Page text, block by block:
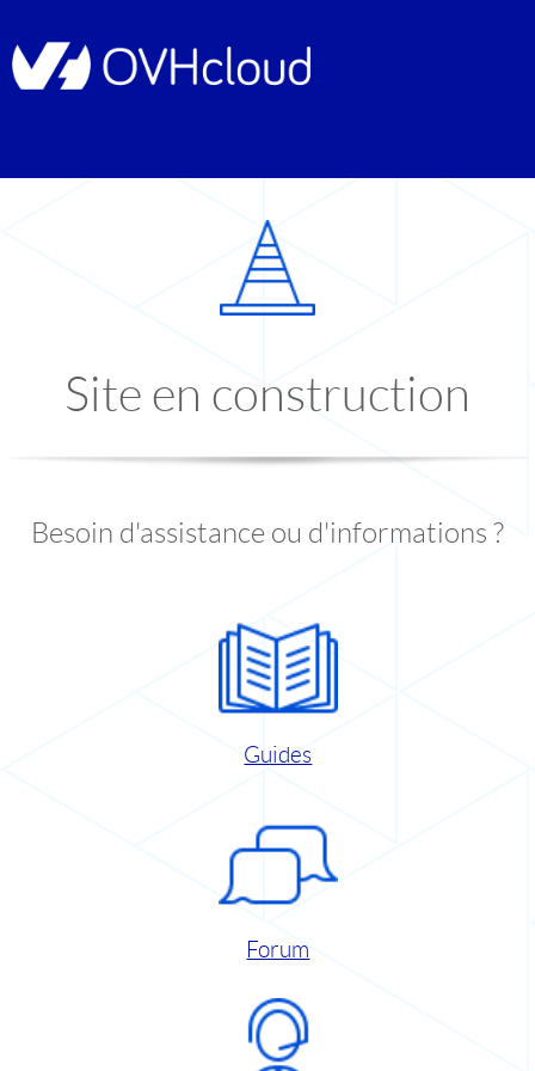
Site en construction
Besoin d'assistance ou d'informations ?
Guides
Forum